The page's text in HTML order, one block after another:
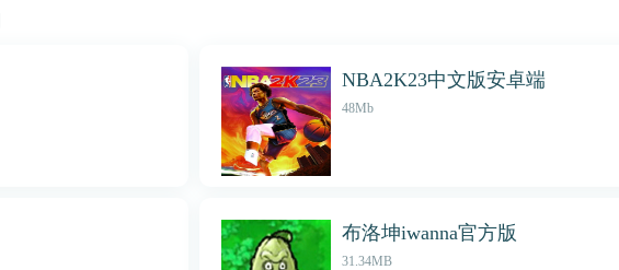
NBA2K23中文版安卓端
48Mb
布洛坤iwanna官方版
31.34MB